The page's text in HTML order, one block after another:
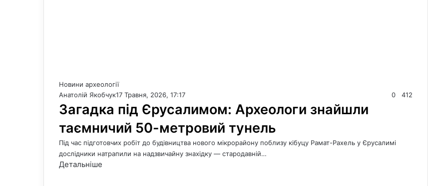
Новини археології
Анатолій Якобчук17 Травня, 2026, 17:17 0 412
Загадка під Єрусалимом: Археологи знайшли
таємничий 50-метровий тунель
Під час підготовчих робіт до будівництва нового мікрорайону поблизу кібуцу Рамат-Рахель у Єрусалимі
дослідники натрапили на надзвичайну знахідку — стародавній…
Детальніше